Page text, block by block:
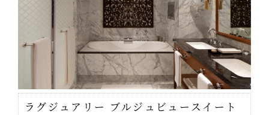
ラグジュアリー ブルジュビュースイート